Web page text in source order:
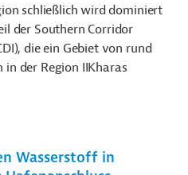
schließlich wird dominiert
der Southern Corridor
die ein Gebiet von rund
der Region IIKharas